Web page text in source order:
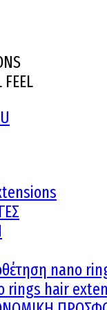
nano
rings hair